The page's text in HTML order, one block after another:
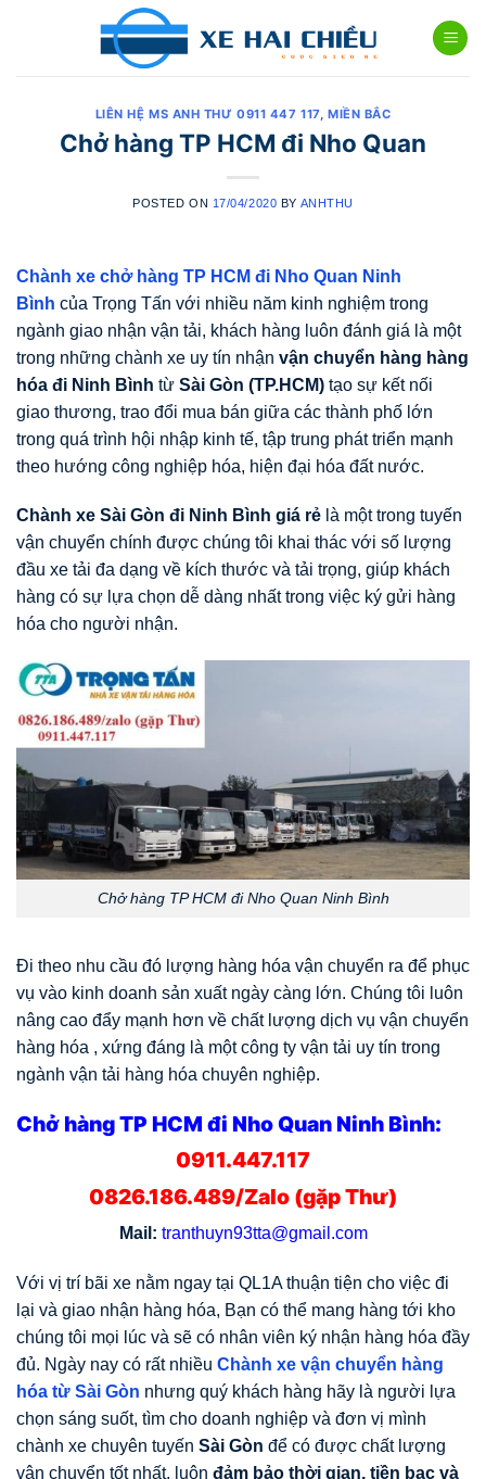
LIÊN HỆ MS ANH THƯ 0911 447 117, MIỀN BẮC
Chở hàng TP HCM đi Nho Quan
POSTED ON 17/04/2020 BY ANHTHU
Chành xe chở hàng TP HCM đi Nho Quan Ninh
Bình của Trọng Tấn với nhiều năm kinh nghiệm trong
ngành giao nhận vận tải, khách hàng luôn đánh giá là một
trong những chành xe uy tín nhận vận chuyển hàng hàng
hóa đi Ninh Bình từ Sài Gòn (TP.HCM) tạo sự kết nối
giao thương, trao đổi mua bán giữa các thành phố lớn
trong quá trình hội nhập kinh tế, tập trung phát triển mạnh
theo hướng công nghiệp hóa, hiện đại hóa đất nước.
Chành xe Sài Gòn đi Ninh Bình giá rẻ là một trong tuyến
vận chuyển chính được chúng tôi khai thác với số lượng
đầu xe tải đa dạng về kích thước và tải trọng, giúp khách
hàng có sự lựa chọn dễ dàng nhất trong việc ký gửi hàng
hóa cho người nhận.
Chở hàng TP HCM đi Nho Quan Ninh Bình
Đi theo nhu cầu đó lượng hàng hóa vận chuyển ra để phục
vụ vào kinh doanh sản xuất ngày càng lớn. Chúng tôi luôn
nâng cao đẩy mạnh hơn về chất lượng dịch vụ vận chuyển
hàng hóa , xứng đáng là một công ty vận tải uy tín trong
ngành vận tải hàng hóa chuyên nghiệp.
Chở hàng TP HCM đi Nho Quan Ninh Bình:
0911.447.117
0826.186.489/Zalo (gặp Thư)
Mail: tranthuyn93tta@gmail.com
Với vị trí bãi xe nằm ngay tại QL1A thuận tiện cho việc đi
lại và giao nhận hàng hóa, Bạn có thể mang hàng tới kho
chúng tôi mọi lúc và sẽ có nhân viên ký nhận hàng hóa đầy
đủ. Ngày nay có rất nhiều Chành xe vận chuyển hàng
hóa từ Sài Gòn nhưng quý khách hàng hãy là người lựa
chọn sáng suốt, tìm cho doanh nghiệp và đơn vị mình
chành xe chuyên tuyến Sài Gòn để có được chất lượng
vận chuyển tốt nhất, luôn đảm bảo thời gian, tiền bạc và